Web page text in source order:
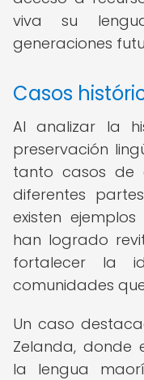
viva su
generaciones
Casos
Al analizar la
preservación
tanto casos de
diferentes
existen
han logrado
fortalecer la
comunidades
Un caso
Zelanda, donde
la lengua